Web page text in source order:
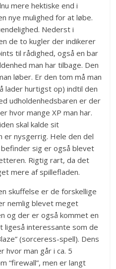
mere hektiske end i
nye mulighed for at løbe.
Nederst i
de to kugler der indikerer
til rådighed, også en bar
man har tilbage. Den
løber. Er den tom må man
lader hurtigst op) indtil den
udholdenhedsbaren er der
hvor mange XP man har.
skal kalde sit
er nysgerrig. Hele den del
sig er også blevet
Rigtig rart, da det
mere af spillefladen.
skuffelse er de forskellige
nemlig blevet meget
og der er også kommet en
ligeså interessante som de
(sorceress-spell). Dens
man går i ca. 5
“firewall”, men er langt